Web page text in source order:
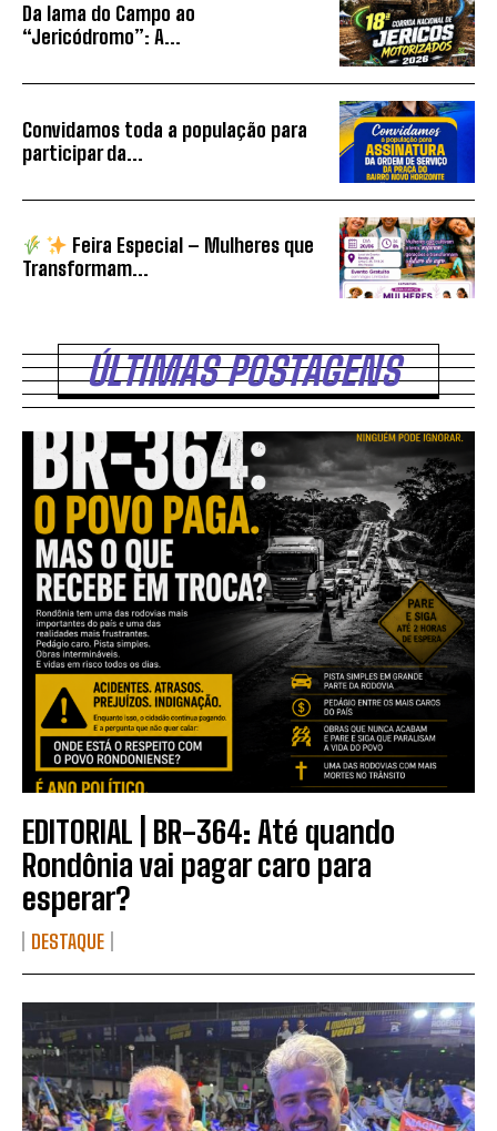
Da lama do Campo ao
“Jericódromo”: A...
Convidamos toda a população para
participar da...
Feira Especial – Mulheres que
Transformam...
ÚLTIMAS POSTAGENS
EDITORIAL | BR-364: Até quando
Rondônia vai pagar caro para
esperar?
DESTAQUE